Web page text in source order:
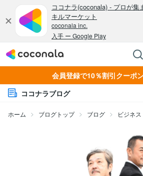
会員登録で10％割引クーポ
ココナラブログ
ホーム ブログトップ ブログ ビジネ